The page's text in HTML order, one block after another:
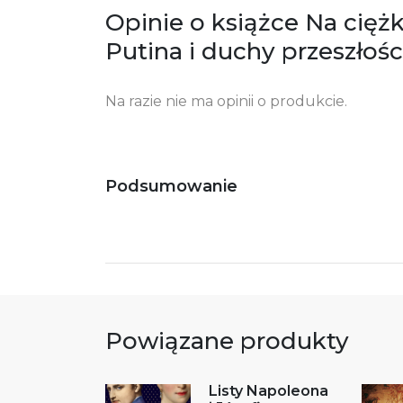
Ostrzeżenia oraz informacje dotyczące
Opinie o książce Na
Putina i duchy
Na razie nie ma opinii o produkcie.
Podsumowanie
Powiązane produkty
Listy Napoleona